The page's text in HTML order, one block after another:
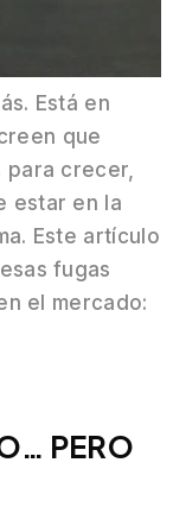
Está en
que
crecer,
estar en la
Este artículo
fugas
el mercado:
PERO